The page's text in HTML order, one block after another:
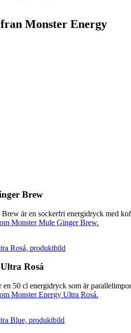
Monster Energy
Brew
är en sockerfri energidryck med
Monster Mule Ginger Brew.
Rosá
50 cl energidryck som är
Monster Energy Ultra Rosá.